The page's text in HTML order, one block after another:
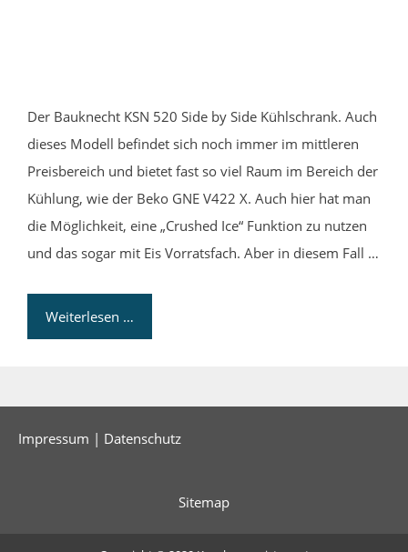
Der Bauknecht KSN 520 Side by Side Kühlschrank. Auch
dieses Modell befindet sich noch immer im mittleren
Preisbereich und bietet fast so viel Raum im Bereich der
Kühlung, wie der Beko GNE V422 X. Auch hier hat man
die Möglichkeit, eine „Crushed Ice“ Funktion zu nutzen
und das sogar mit Eis Vorratsfach. Aber in diesem Fall …
Weiterlesen …
Impressum | Datenschutz
Sitemap